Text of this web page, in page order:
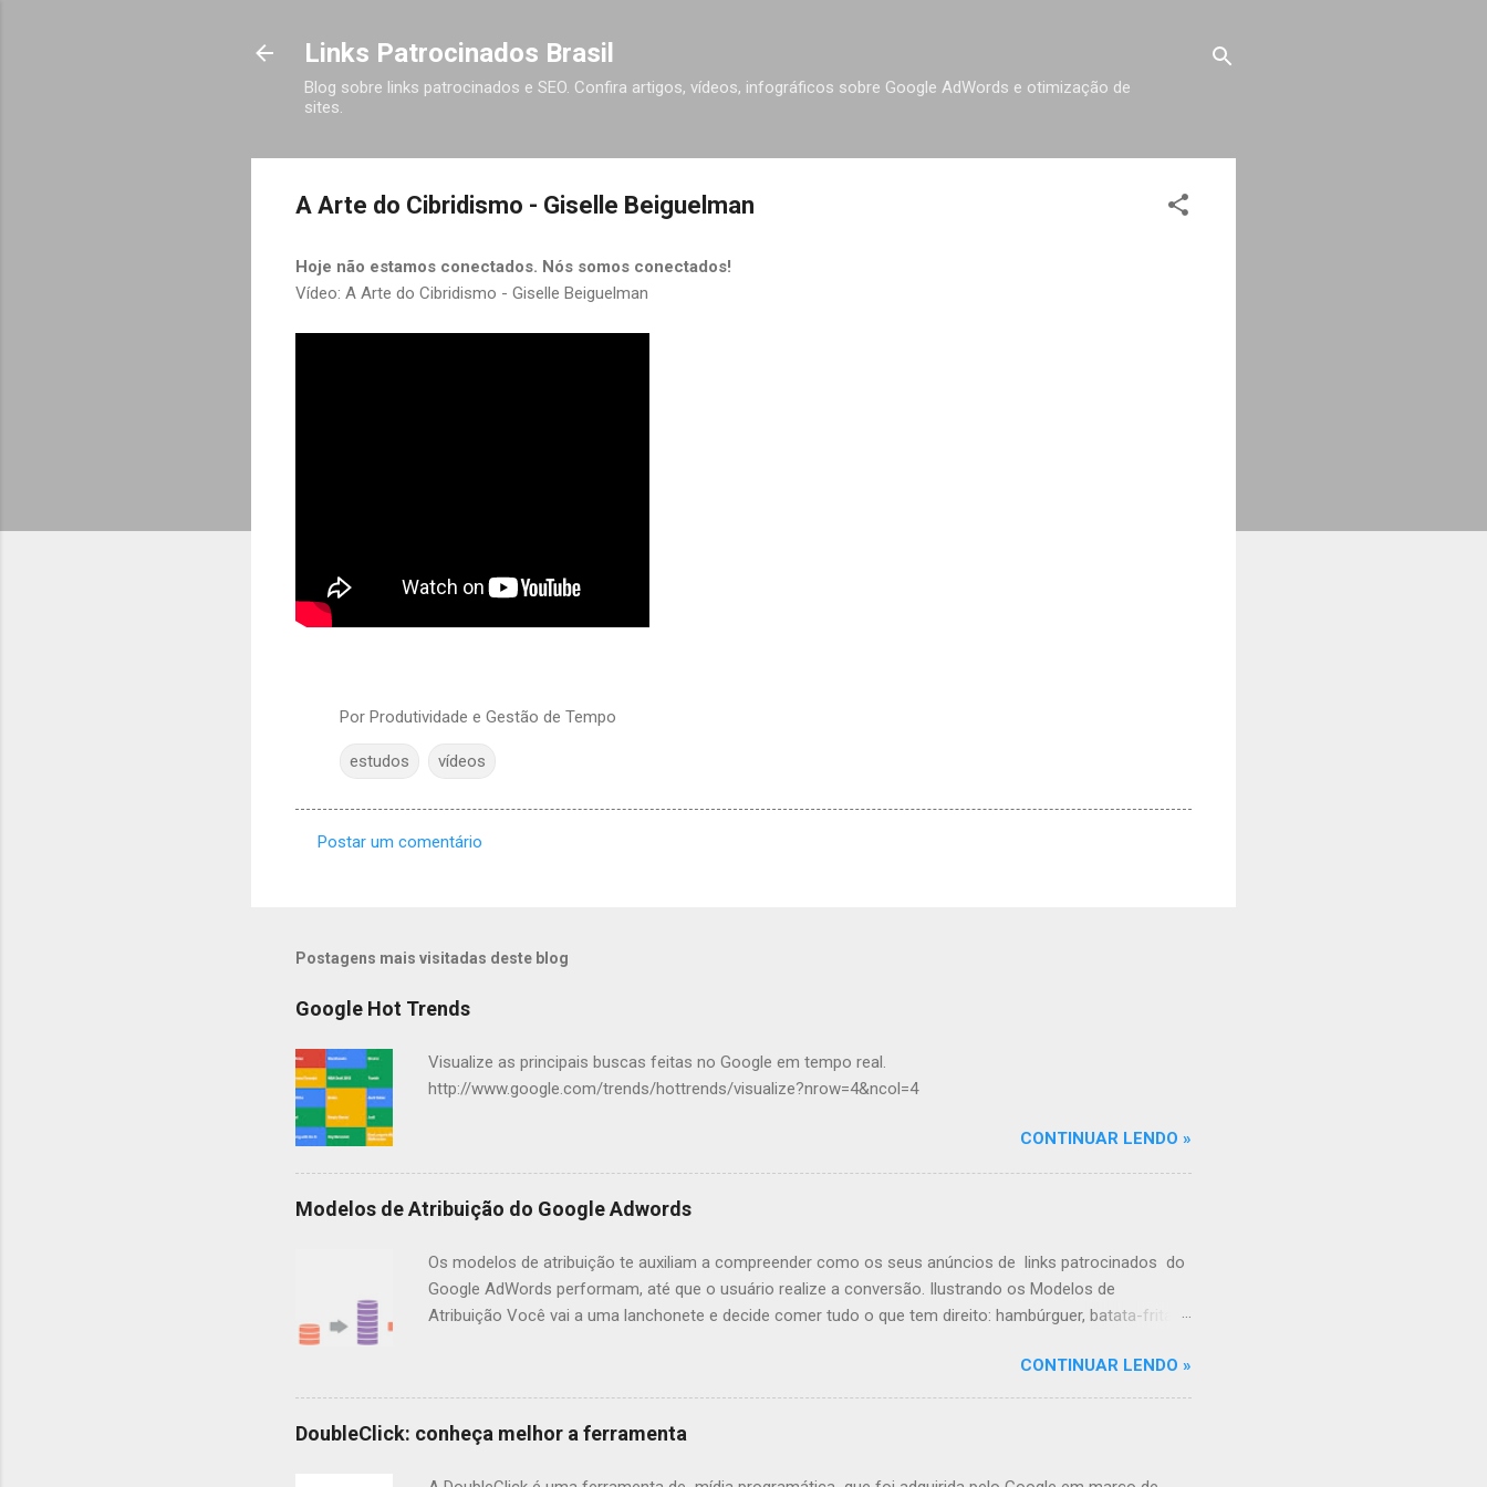
Links Patrocinados Brasil
Blog sobre links patrocinados e SEO. Confira artigos, vídeos, infográficos sobre Google AdWords e otimização de
sites.
A Arte do Cibridismo - Giselle Beiguelman
Hoje não estamos conectados. Nós somos conectados!
Vídeo: A Arte do Cibridismo - Giselle Beiguelman
Por Produtividade e Gestão de Tempo
estudos vídeos
e
t
á
r
i
o
s
Postar um comentário
Postagens mais visitadas deste blog
Google Hot Trends
Visualize as principais buscas feitas no Google em tempo real.
http://www.google.com/trends/hottrends/visualize?nrow=4&ncol=4
CONTINUAR LENDO »
Modelos de Atribuição do Google Adwords
Os modelos de atribuição te auxiliam a compreender como os seus anúncios de links patrocinados do
Google AdWords performam, até que o usuário realize a conversão. Ilustrando os Modelos de
Atribuição Você vai a uma lanchonete e decide comer tudo o que tem direito: hambúrguer, batata-frita,
passando mal, então pensa: “Passei mal porque comi essa fruta!” Mas, será que esse é o cenário
verdadeiro? Com certeza não. O fato é que não estamos deixando de atribuir à fruta, a responsabilidade
pelo seu mal estar, mas entendemos também que houve todo o histórico da ingestão de um monte de
guloseimas antes dela, cujas as quais também têm uma grande parcela de responsabilidade no seu
CONTINUAR LENDO »
DoubleClick: conheça melhor a ferramenta